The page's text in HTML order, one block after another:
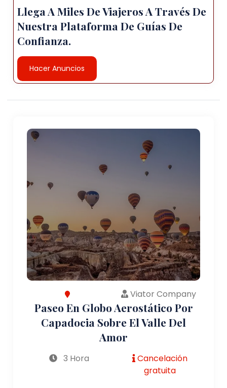
Llega A Miles De Viajeros A Través De
Nuestra Plataforma De Guías De
Confianza.
Hacer Anuncios
Viator Company
Paseo En Globo Aerostático Por
Capadocia Sobre El Valle Del
Amor
3 Hora
Cancelación
gratuita